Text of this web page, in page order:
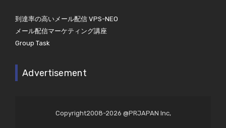
到達率の高いメール配信 VPS-NEO
メール配信マーケティング講座
Group Task
Advertisement
Copyright2008-2026 @PRJAPAN Inc,